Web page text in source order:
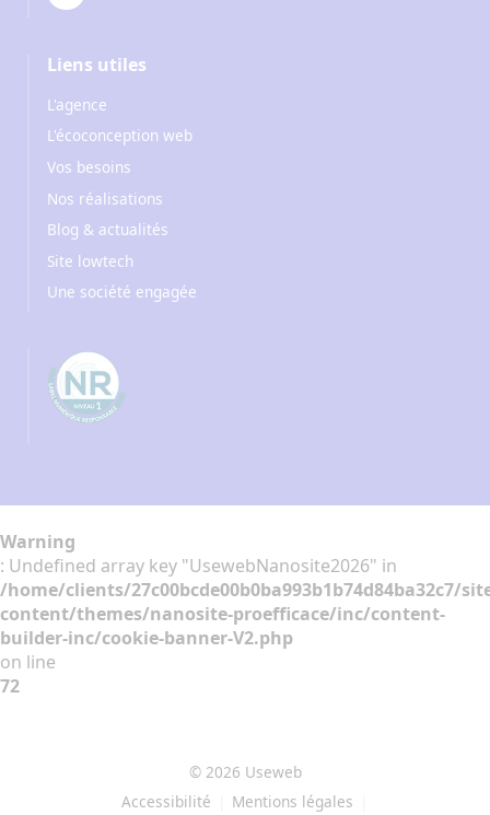
Liens utiles
L'agence
L'écoconception web
Vos besoins
Nos réalisations
Blog & actualités
Site lowtech
Une société engagée
Warning
: Undefined array key "UsewebNanosite2026" in
/home/clients/27c00bcde00b0ba993b1b74d84ba32c7/
content/themes/nanosite-proefficace/inc/content-
builder-inc/cookie-banner-V2.php
on line
72
© 2026 Useweb
Accessibilité
Mentions légales